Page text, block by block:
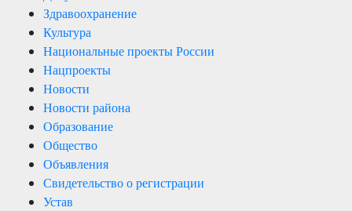
Здравоохранение
Культура
Национальные проекты России
Нацпроекты
Новости
Новости района
Образование
Общество
Объявления
Свидетельство о регистрации
Устав